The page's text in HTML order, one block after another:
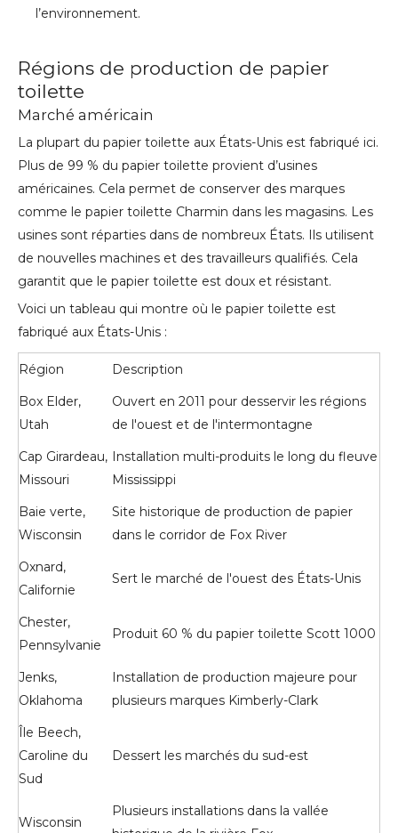
l’environnement.
Régions de production de papier
toilette
Marché américain
La plupart du papier toilette aux États-Unis est fabriqué ici.
Plus de 99 % du papier toilette provient d’usines
américaines. Cela permet de conserver des marques
comme le papier toilette Charmin dans les magasins. Les
usines sont réparties dans de nombreux États. Ils utilisent
de nouvelles machines et des travailleurs qualifiés. Cela
garantit que le papier toilette est doux et résistant.
Voici un tableau qui montre où le papier toilette est
fabriqué aux États-Unis :
Région
Description
Box Elder,
Utah
Ouvert en 2011 pour desservir les régions
de l'ouest et de l'intermontagne
Cap Girardeau,
Missouri
Installation multi-produits le long du fleuve
Mississippi
Baie verte,
Wisconsin
Site historique de production de papier
dans le corridor de Fox River
Oxnard,
Californie
Sert le marché de l'ouest des États-Unis
Chester,
Pennsylvanie
Produit 60 % du papier toilette Scott 1000
Jenks,
Oklahoma
Installation de production majeure pour
plusieurs marques Kimberly-Clark
Île Beech,
Caroline du
Sud
Dessert les marchés du sud-est
Wisconsin
Plusieurs installations dans la vallée